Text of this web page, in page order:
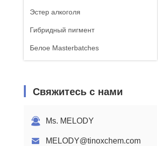
Эстер алкоголя
Гибридный пигмент
Белое Masterbatches
Свяжитесь с нами
Ms. MELODY
MELODY@tinoxchem.com